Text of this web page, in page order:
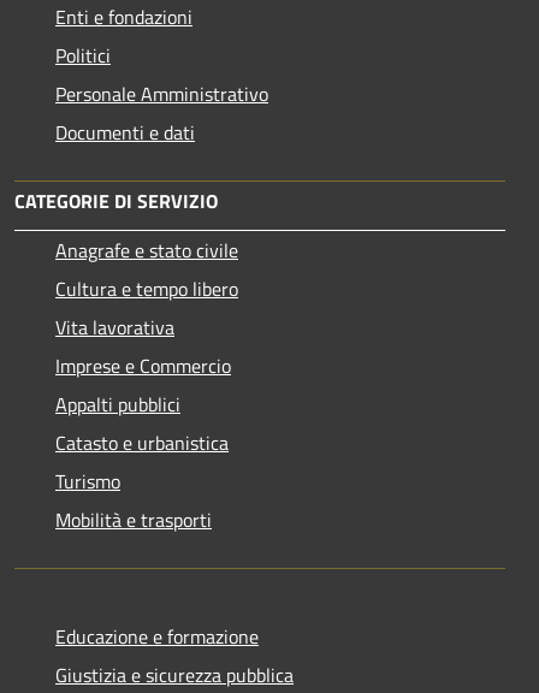
Enti e fondazioni
Politici
Personale Amministrativo
Documenti e dati
CATEGORIE DI SERVIZIO
Anagrafe e stato civile
Cultura e tempo libero
Vita lavorativa
Imprese e Commercio
Appalti pubblici
Catasto e urbanistica
Turismo
Mobilità e trasporti
Educazione e formazione
Giustizia e sicurezza pubblica